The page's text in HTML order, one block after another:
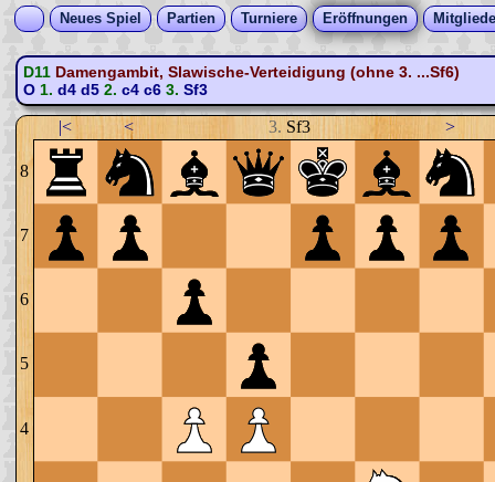
Neues Spiel Partien Turniere Eröffnungen
D11 Damengambit, Slawische-Verteidigung (ohne 3. ...Sf6)
O1. d4 d52. c4 c63. Sf3
|< < 3. Sf3 >
8
7
6
5
4